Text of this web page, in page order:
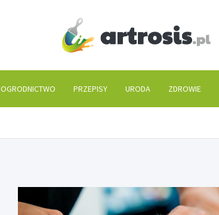
OGRODNICTWO PRZEPISY URODA ZDROWIE